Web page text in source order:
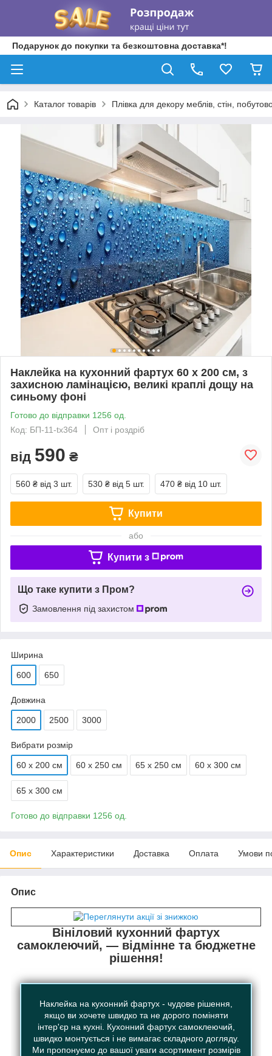
Подарунок до покупки та безкоштовна доставка*!
Каталог товарів Плівка для декору меблів, стін,
Наклейка на кухонний фартух 60 х 200 см, з
захисною ламінацією, великі краплі дощу на
синьому фоні
Готово до відправки 1256 од.
Код: БП-11-tx364
Опт і роздріб
від 590 ₴
560 ₴ від 3 шт. 530 ₴ від 5 шт. 470 ₴ від 10 шт.
Купити
або
Купити з
Що таке купити з Пром?
Замовлення під захистом
Ширина
600 650
Довжина
2000 2500 3000
Вибрати розмір
60 х 200 см 60 х 250 см 65 х 250 см 60 х 300 см
65 х 300 см
Готово до відправки 1256 од.
Опис Характеристики Доставка Оплата Умови
Опис
Вініловий кухонний фартух
самоклеючий, — відмінне та бюджетне
рішення!
Наклейка на кухонний фартух - чудове рішення,
якщо ви хочете швидко та не дорого поміняти
інтер'єр на кухні. Кухонний фартух самоклеючий,
швидко монтується і не вимагає складного догляду.
Ми пропонуємо до вашої уваги асортимент розмірів